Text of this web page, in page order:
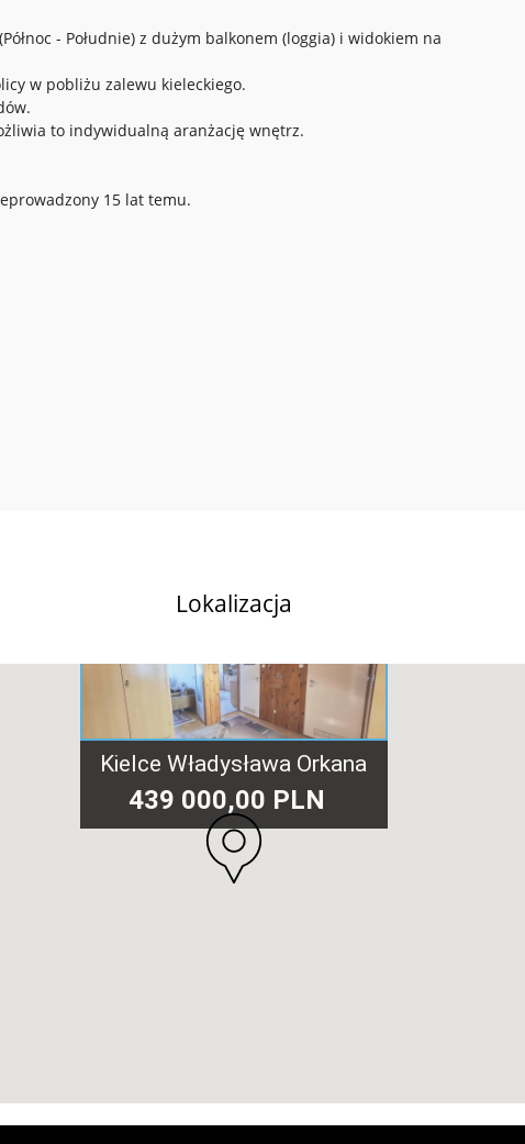
- Południe) z dużym balkonem (loggia) i widokiem na
w pobliżu zalewu kieleckiego.
to indywidualną aranżację wnętrz.
15 lat temu.
Lokalizacja
Kielce Władysława Orkana
439 000,00 PLN